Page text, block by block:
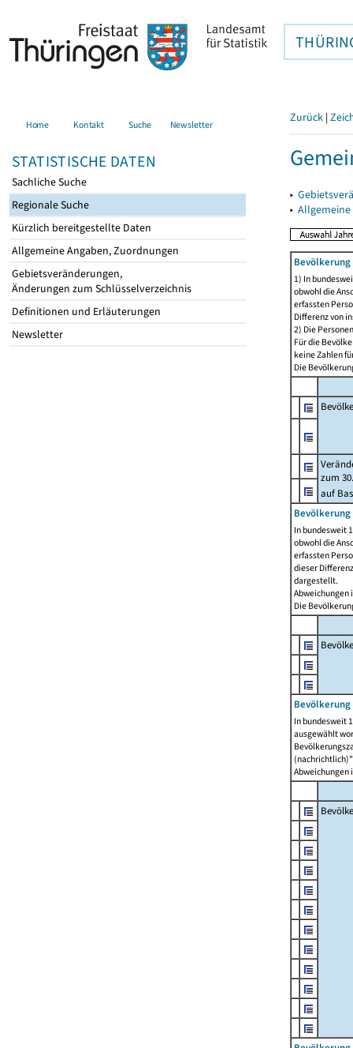
Home Kontakt Suche Newsletter
STATISTISCHE DATEN
Sachliche Suche
Regionale Suche
Kürzlich bereitgestellte Daten
Allgemeine Angaben, Zuordnungen
Gebietsveränderungen,
Änderungen zum Schlüsselverzeichnis
Definitionen und Erläuterungen
Newsletter
Zurück |
▸
▸
1) In
obwohl die
erfassten
Differenz von
2) Die
Für die
keine Zahlen
Die
zum
auf
Bevölkerung
In bundesweit
obwohl die
erfassten
dieser
dargestellt.
Abweichungen
Die
In bundesweit
ausgewählt
Abweichungen